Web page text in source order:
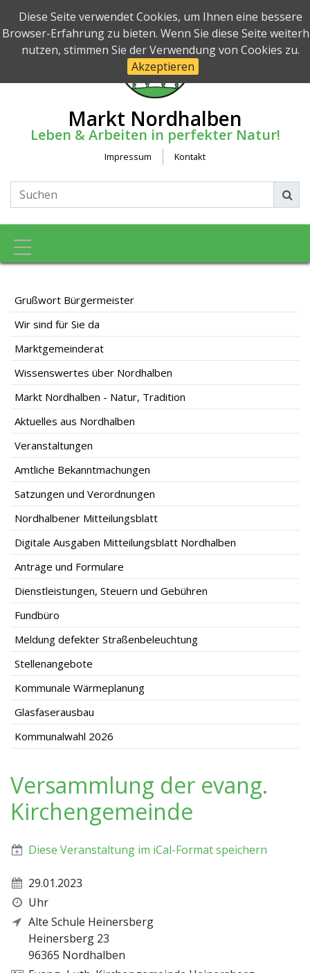
Diese Seite verwendet Cookies, um Ihnen eine bessere
Browser-Erfahrung zu bieten. Wenn Sie diese Seite
nutzen, stimmen Sie der Verwendung von Cookies zu.
Akzeptieren
Markt Nordhalben
Leben & Arbeiten in perfekter Natur!
Impressum Kontakt
Toggle navigation
Grußwort Bürgermeister
Wir sind für Sie da
Marktgemeinderat
Wissenswertes über Nordhalben
Markt Nordhalben - Natur, Tradition
Aktuelles aus Nordhalben
Veranstaltungen
Amtliche Bekanntmachungen
Satzungen und Verordnungen
Nordhalbener Mitteilungsblatt
Digitale Ausgaben Mitteilungsblatt Nordhalben
Anträge und Formulare
Dienstleistungen, Steuern und Gebühren
Fundbüro
Meldung defekter Straßenbeleuchtung
Stellenangebote
Kommunale Wärmeplanung
Glasfaserausbau
Kommunalwahl 2026
Versammlung der evang.
Kirchengemeinde
Diese Veranstaltung im iCal-Format speichern
29.01.2023
Uhr
Alte Schule Heinersberg
Heinersberg 23
96365 Nordhalben